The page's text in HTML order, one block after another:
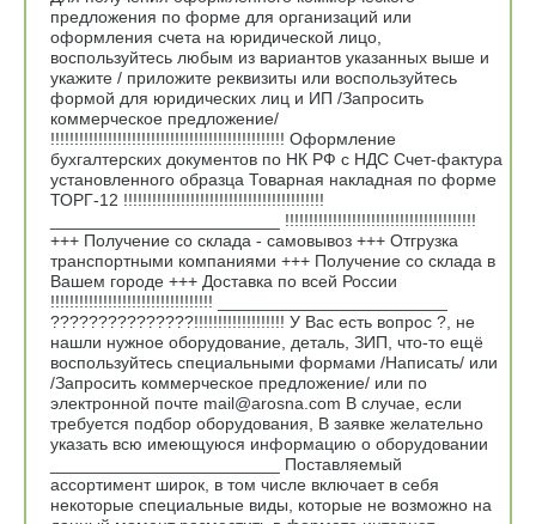
предложения по форме для организаций или
оформления счета на юридической лицо,
воспользуйтесь любым из вариантов указанных выше и
укажите / приложите реквизиты или воспользуйтесь
формой для юридических лиц и ИП /Запросить
коммерческое предложение/
!!!!!!!!!!!!!!!!!!!!!!!!!!!!!!!!!!!!!!!!!!!!!!!!! Оформление
бухгалтерских документов по НК РФ с НДС Счет-фактура
установленного образца Товарная накладная по форме
ТОРГ-12 !!!!!!!!!!!!!!!!!!!!!!!!!!!!!!!!!!!!!!!!!!
________________________ !!!!!!!!!!!!!!!!!!!!!!!!!!!!!!!!!!!!!!!!
+++ Получение со склада - самовывоз +++ Отгрузка
транспортными компаниями +++ Получение со склада в
Вашем городе +++ Доставка по всей России
!!!!!!!!!!!!!!!!!!!!!!!!!!!!!!!!!! ________________________
???????????????!!!!!!!!!!!!!!!!!!! У Вас есть вопрос ?, не
нашли нужное оборудование, деталь, ЗИП, что-то ещё
воспользуйтесь специальными формами /Написать/ или
/Запросить коммерческое предложение/ или по
электронной почте mail@arosna.com В случае, если
требуется подбор оборудования, В заявке желательно
указать всю имеющуюся информацию о оборудовании
________________________ Поставляемый
ассортимент широк, в том числе включает в себя
некоторые специальные виды, которые не возможно на